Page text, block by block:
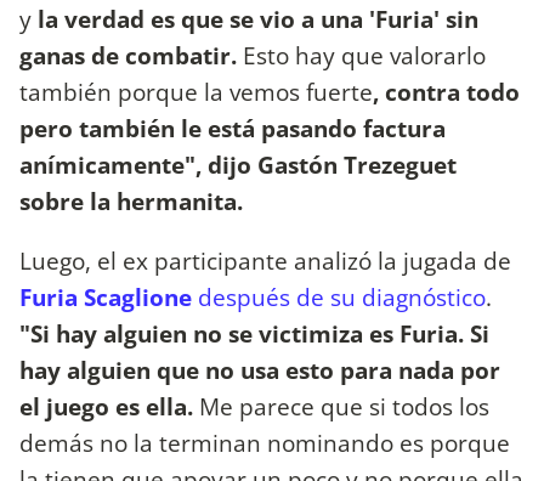
y la verdad es que se vio a una 'Furia' sin
ganas de combatir. Esto hay que valorarlo
también porque la vemos fuerte, contra todo
pero también le está pasando factura
anímicamente", dijo Gastón Trezeguet
sobre la hermanita.
Luego, el ex participante analizó la jugada de
Furia Scaglione después de su diagnóstico.
"Si hay alguien no se victimiza es Furia. Si
hay alguien que no usa esto para nada por
el juego es ella. Me parece que si todos los
demás no la terminan nominando es porque